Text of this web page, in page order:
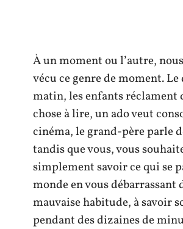
À un moment ou l’autre,
vécu ce genre de moment.
matin, les enfants réclament
chose à lire, un ado veut
cinéma, le grand-père parle
tandis que vous, vous
simplement savoir ce qui se
monde en vous débarrassant
mauvaise habitude, à savoir
pendant des dizaines de